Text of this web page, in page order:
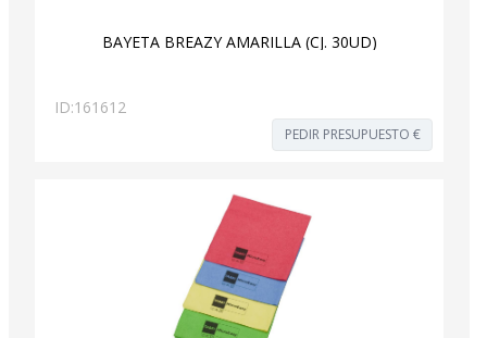
BAYETA BREAZY AMARILLA (CJ. 30UD)
ID:161612
PEDIR PRESUPUESTO €